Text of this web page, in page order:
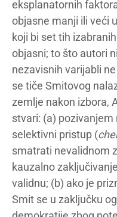
eksplanatornih
objasne manji ili veći
koji bi set tih
objasni; to što autori
nezavisnih varijabli
se tiče Smitovog
zemlje nakon izbora,
stvari: (a)
selektivni pristup (
smatrati nevalidnom
kauzalno
validnu; (b) ako je
Smit se u zaključku